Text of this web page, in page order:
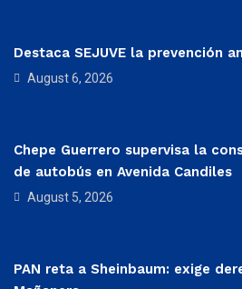
Destaca SEJUVE la prevención
August 6, 2026
Chepe Guerrero supervisa la
de autobús en Avenida Candiles
August 5, 2026
PAN reta a Sheinbaum: exige